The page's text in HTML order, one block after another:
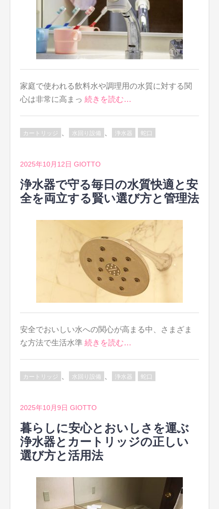
家庭で使われる飲料水や調理用の水質に対する関
心は非常に高まっ 続きを読む…
カートリッジ 水回り設備 浄水器 蛇口
2025年10月12日 GIOTTO
浄水器で守る毎日の水質快適と安
全を両立する賢い選び方と管理法
安全でおいしい水への関心が高まる中、さまざま
な方法で生活水準 続きを読む…
カートリッジ 水回り設備 浄水器 蛇口
2025年10月9日 GIOTTO
暮らしに安心とおいしさを運ぶ
浄水器とカートリッジの正しい
選び方と活用法